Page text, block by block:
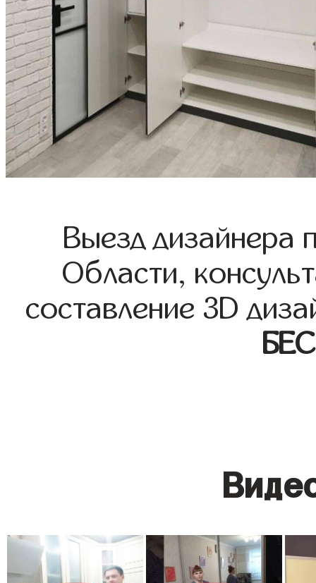
Выезд дизайнера
Области,
составление 3D